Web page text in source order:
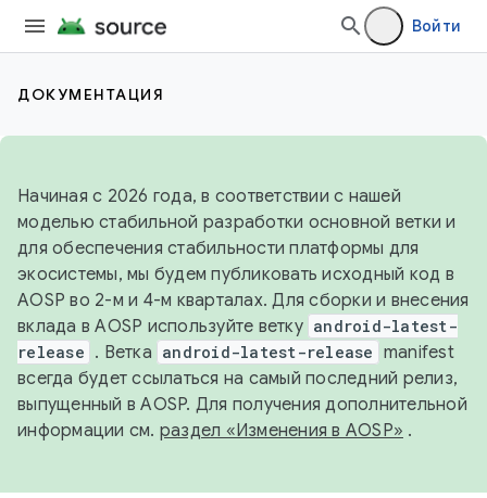
Войти
ДОКУМЕНТАЦИЯ
Начиная с 2026 года, в соответствии с нашей
моделью стабильной разработки основной ветки и
для обеспечения стабильности платформы для
экосистемы, мы будем публиковать исходный код в
AOSP во 2-м и 4-м кварталах. Для сборки и внесения
вклада в AOSP используйте ветку android-latest-
release . Ветка android-latest-release manifest
всегда будет ссылаться на самый последний релиз,
выпущенный в AOSP. Для получения дополнительной
информации см. раздел «Изменения в AOSP» .